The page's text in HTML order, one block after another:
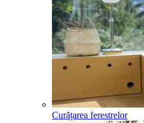
Curățarea ferestrelor